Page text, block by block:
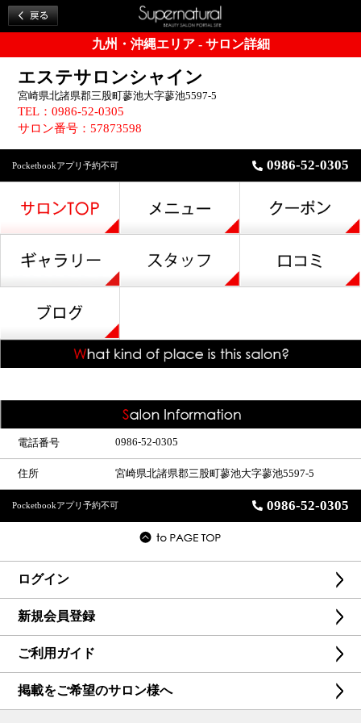
九州・沖縄エリア - サロン詳細
エステサロンシャイン
宮崎県北諸県郡三股町蓼池大字蓼池5597-5
TEL：0986-52-0305
サロン番号：57873598
Pocketbookアプリ予約不可 0986-52-0305
電話番号 0986-52-0305
住所 宮崎県北諸県郡三股町蓼池大字蓼池5597-5
Pocketbookアプリ予約不可 0986-52-0305
ログイン
新規会員登録
ご利用ガイド
掲載をご希望のサロン様へ